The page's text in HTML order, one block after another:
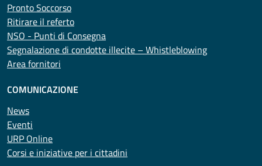
Pronto Soccorso
Ritirare il referto
NSO - Punti di Consegna
Segnalazione di condotte illecite – Whistleblowing
Area fornitori
COMUNICAZIONE
News
Eventi
URP Online
Corsi e iniziative per i cittadini